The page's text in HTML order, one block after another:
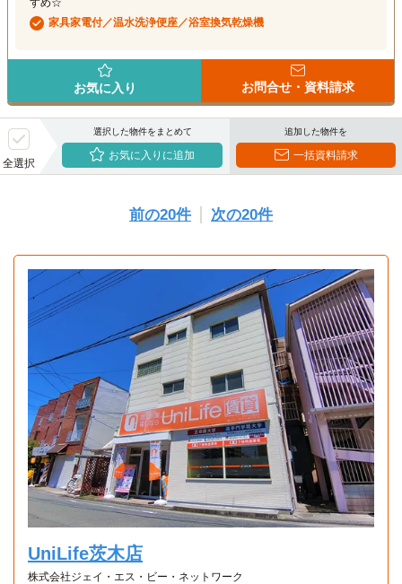
すめ☆
家具家電付／温水洗浄便座／浴室換気乾燥機
お気に入り お問合せ・資料請求
全選択
選択した物件をまとめて
お気に入りに追加
追加した物件を
一括資料請求
前の20件 次の20件
UniLife茨木店
株式会社ジェイ・エス・ビー・ネットワーク